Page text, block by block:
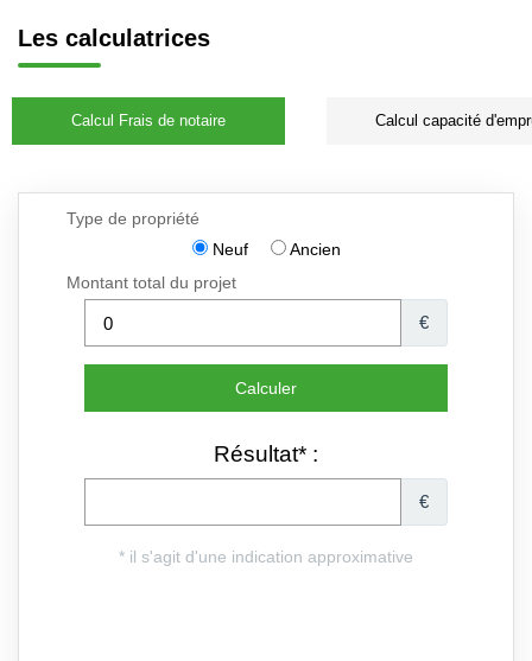
Les calculatrices
Calcul Frais de notaire Calcul capacité